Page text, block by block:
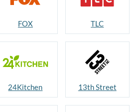
FOX TLC
24Kitchen 13th Street